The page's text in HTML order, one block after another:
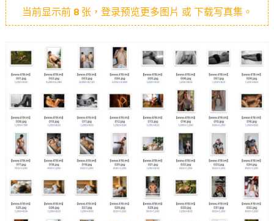
当前显示前 8张，登录预览更多图片 或 下载写真集。